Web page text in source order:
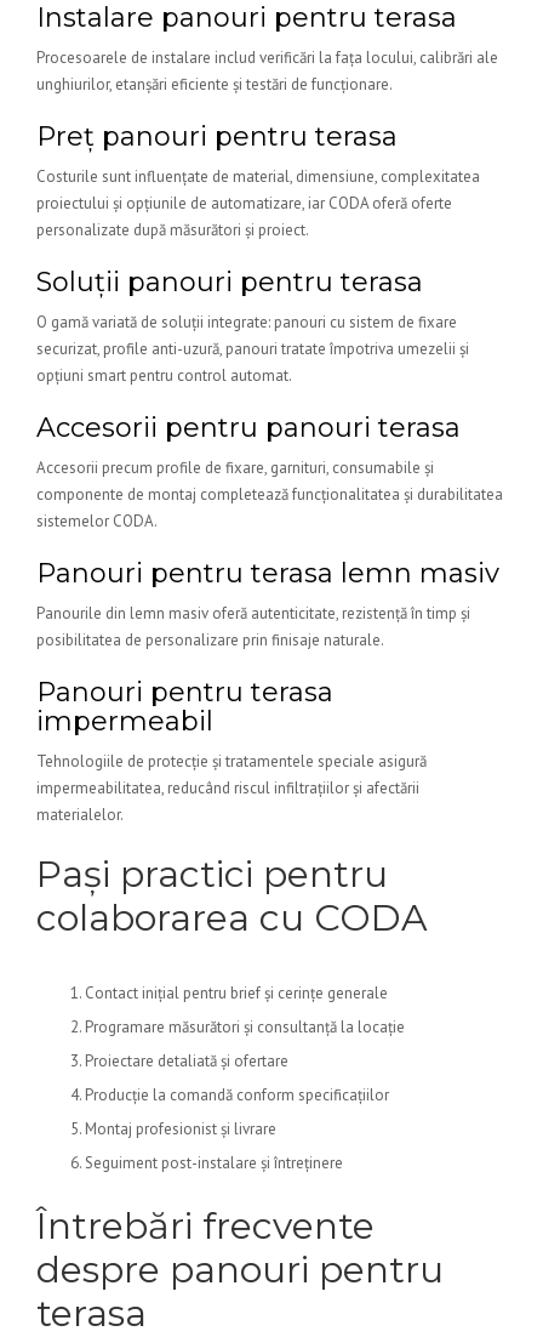
Instalare panouri pentru terasa
Procesoarele de instalare includ verificări la fața locului, calibrări ale
unghiurilor, etanșări eficiente și testări de funcționare.
Preț panouri pentru terasa
Costurile sunt influențate de material, dimensiune, complexitatea
proiectului și opțiunile de automatizare, iar CODA oferă oferte
personalizate după măsurători și proiect.
Soluții panouri pentru terasa
O gamă variată de soluții integrate: panouri cu sistem de fixare
securizat, profile anti-uzură, panouri tratate împotriva umezelii și
opțiuni smart pentru control automat.
Accesorii pentru panouri terasa
Accesorii precum profile de fixare, garnituri, consumabile și
componente de montaj completează funcționalitatea și durabilitatea
sistemelor CODA.
Panouri pentru terasa lemn masiv
Panourile din lemn masiv oferă autenticitate, rezistență în timp și
posibilitatea de personalizare prin finisaje naturale.
Panouri pentru terasa
impermeabil
Tehnologiile de protecție și tratamentele speciale asigură
impermeabilitatea, reducând riscul infiltrațiilor și afectării
materialelor.
Pași practici pentru
colaborarea cu CODA
Contact inițial pentru brief și cerințe generale
Programare măsurători și consultanță la locație
Proiectare detaliată și ofertare
Producție la comandă conform specificațiilor
Montaj profesionist și livrare
Seguiment post-instalare și întreținere
Întrebări frecvente
despre panouri pentru
terasa